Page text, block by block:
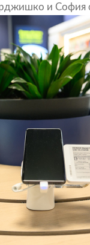
и София